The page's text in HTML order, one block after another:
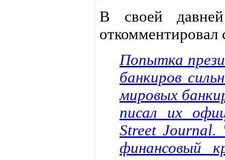
В своей
откомментировал
Попытка
банкиров
мировых
писал их
Street
финансовый